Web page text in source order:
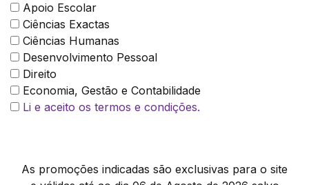
Apoio Escolar
Ciências Exactas
Ciências Humanas
Desenvolvimento Pessoal
Direito
Economia, Gestão e Contabilidade
Li e aceito os termos e condições.
As promoções indicadas são exclusivas para o site